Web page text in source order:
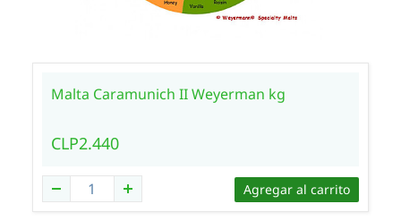
Malta Caramunich II Weyerman kg
CLP2.440
Agregar al carrito